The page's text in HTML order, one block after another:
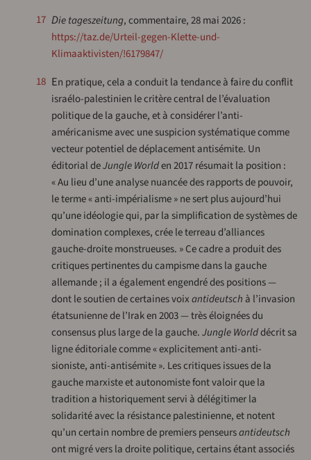
17
Die tageszeitung, commentaire, 28 mai 2026 :
https://taz.de/Urteil-gegen-Klette-und-
Klimaaktivisten/!6179847/
18 En pratique, cela a conduit la tendance à faire du conflit
israélo-palestinien le critère central de l’évaluation
politique de la gauche, et à considérer l’anti-
américanisme avec une suspicion systématique comme
vecteur potentiel de déplacement antisémite. Un
éditorial deJungle Worlden 2017 résumait la position :
« Au lieu d’une analyse nuancée des rapports de pouvoir,
le terme « anti-impérialisme » ne sert plus aujourd’hui
qu’une idéologie qui, par la simplification de systèmes de
domination complexes, crée le terreau d’alliances
gauche-droite monstrueuses. » Ce cadre a produit des
critiques pertinentes du campisme dans la gauche
allemande ; il a également engendré des positions —
dont le soutien de certaines voixantideutsch à l’invasion
étatsunienne de l’Irak en 2003 — très éloignées du
consensus plus large de la gauche.Jungle Worlddécrit sa
ligne éditoriale comme « explicitement anti-anti-
sioniste, anti-antisémite ». Les critiques issues de la
gauche marxiste et autonomiste font valoir que la
tradition a historiquement servi à délégitimer la
solidarité avec la résistance palestinienne, et notent
qu’un certain nombre de premiers penseursantideutsch
ont migré vers la droite politique, certains étant associés